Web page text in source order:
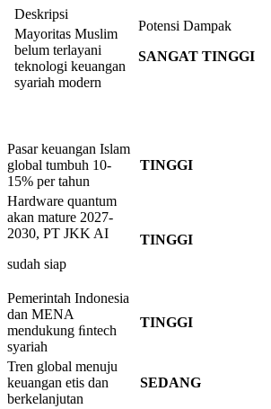
Deskripsi
Potensi Dampak
SANGAT TINGGI
Mayoritas Muslim
belum terlayani
teknologi keuangan
syariah modern
Pasar keuangan Islam
global tumbuh 10-
15% per tahun
TINGGI
Hardware quantum
akan mature 2027-
2030, PT JKK AI
sudah siap
TINGGI
Pemerintah Indonesia
dan MENA
mendukung ﬁntech
syariah
TINGGI
Tren global menuju
keuangan etis dan
berkelanjutan
SEDANG